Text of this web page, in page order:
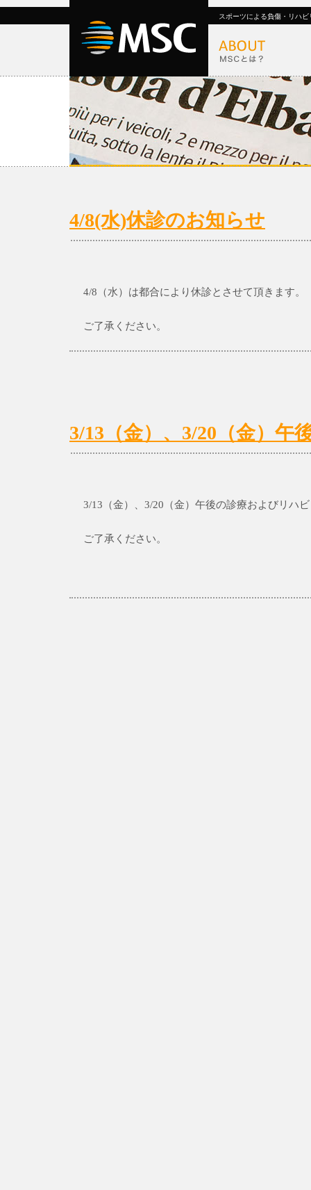
スポーツによる負傷・リハ
4/8(水)休診のお知らせ
4/8（水）は都合により休診とさせて頂きます。
ご了承ください。
3/13（金）、3/20（金）午
3/13（金）、3/20（金）午後の診療およびリハ
ご了承ください。